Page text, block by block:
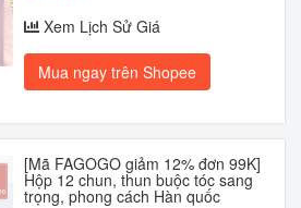
Xem Lịch Sử Giá
Mua ngay trên Shopee
[Mã FAGOGO giảm 12% đơn 99K]
Hộp 12 chun, thun buộc tóc sang
trọng, phong cách Hàn quốc